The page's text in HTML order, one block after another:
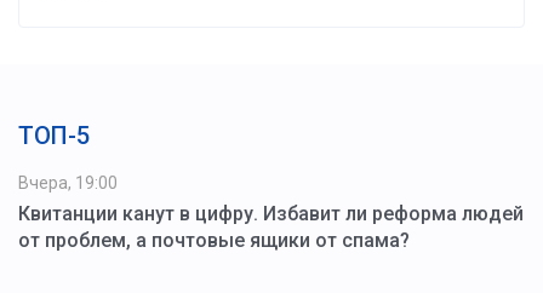
ТОП-5
Вчера, 19:00
Квитанции канут в цифру. Избавит ли реформа людей
от проблем, а почтовые ящики от спама?